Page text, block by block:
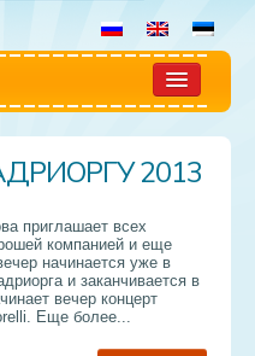
2013
приглашает всех
компанией и еще
начинается уже в
и заканчивается в
вечер концерт
Еще более...